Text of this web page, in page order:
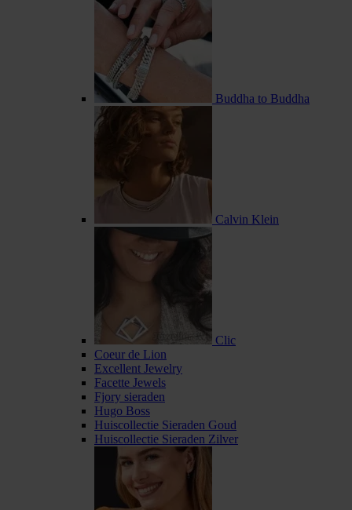
Buddha to Buddha
Calvin Klein
Clic
Coeur de Lion
Excellent Jewelry
Facette Jewels
Fjory sieraden
Hugo Boss
Huiscollectie Sieraden Goud
Huiscollectie Sieraden Zilver